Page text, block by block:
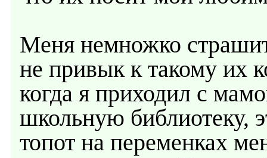
Меня немножко
не привык к такому их
когда я приходил с
школьную библиотеку,
топот на переменках